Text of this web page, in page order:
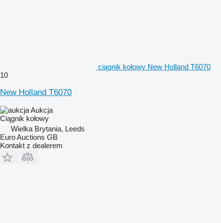
ciągnik kołowy New Holland T6070
10
New Holland T6070
Aukcja
Ciągnik kołowy
Wielka Brytania, Leeds
Euro Auctions GB
Kontakt z dealerem